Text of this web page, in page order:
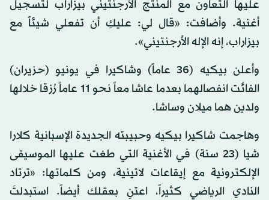
عليها التعاون مع المنتج الأرجنتيني بيزاراب لتسجيل
أغنية. وأضافت: «قال لي: عليكِ أن تفعلي شيئاً مع
بيزاراب، إنه الإله الأرجنتيني».
وأعلن بيكيه (36 عاماً) وشاكيرا في يونيو (حزيران)
الفائت انفصالهما بعدما عاشا معاً نحو 11 عاماً رُزقا خلالها
ولدين هما ميلان وساشا.
وهاجمت شاكيرا بيكيه وحبيبته الجديدة الإسبانية كلارا
شيا (23 سنة) في الأغنية التي طغت عليها الموسيقى
الإلكترونية مع إيقاعات لاتينية، ومن كلماتها: «ترتاد
النادي الرياضي كثيراً، اعتنِ بعقلك أيضاً. استبدلتَ